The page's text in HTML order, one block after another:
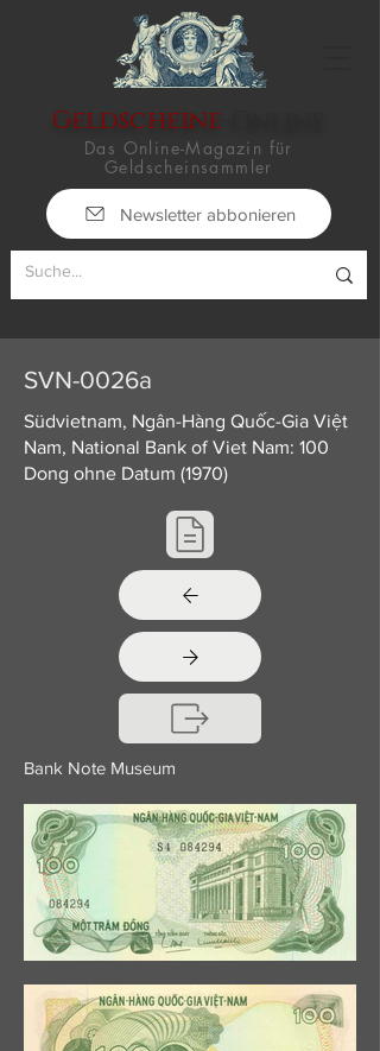
Geldscheine
Das Online-Magazin für
Geldscheinsammler
Newsletter abbonieren
SVN-0026a
Südvietnam, Ngân-Hàng Quốc-Gia Việt
Nam, National Bank of Viet Nam: 100
Dong ohne Datum (1970)
Bank Note Museum